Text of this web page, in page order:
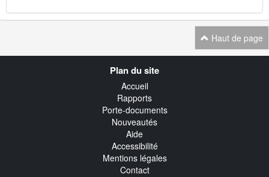
Haut de page
Plan du site
Accueil
Rapports
Porte-documents
Nouveautés
Aide
Accessibilité
Mentions légales
Contact